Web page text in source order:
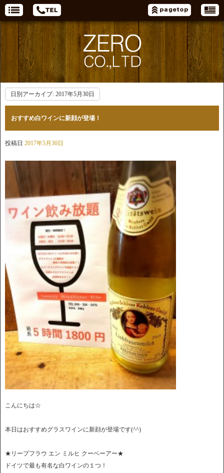
日別アーカイブ: 2017年5月30日
おすすめ白ワインに新顔が登場！
投稿日 2017年5月30日
こんにちは☆
本日はおすすめグラスワインに新顔が登場です(^^)
★リープフラウ エン ミルヒ クーベーアー★
ドイツで最も有名な白ワインの１つ！